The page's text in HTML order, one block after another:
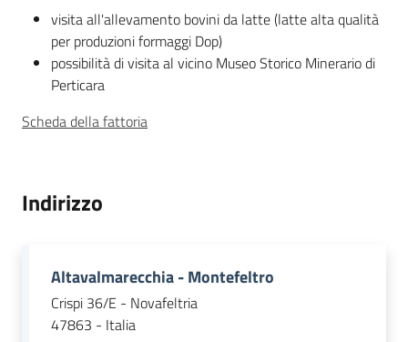
pesca
Argomenti
Novità
Leggi atti bandi
Piani programmi
progetti
visita all'allevamento bovini da latte (latte alta qualità
per produzioni formaggi Dop)
possibilità di visita al vicino Museo Storico Minerario di
Perticara
Scheda della fattoria
Indirizzo
Altavalmarecchia - Montefeltro
Crispi 36/E - Novafeltria
47863 - Italia